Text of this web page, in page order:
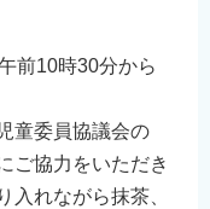
前10時30分から
童委員協議会の
ご協力をいただき
入れながら抹茶、